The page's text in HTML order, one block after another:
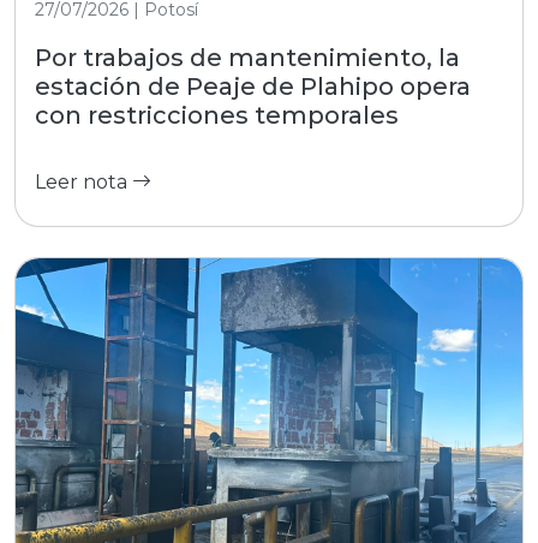
27/07/2026 | Potosí
Por trabajos de mantenimiento, la
estación de Peaje de Plahipo opera
con restricciones temporales
Leer nota